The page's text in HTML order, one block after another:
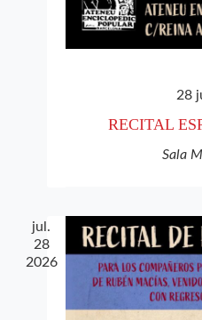
28
RECITAL
Sala
jul.
28
2026